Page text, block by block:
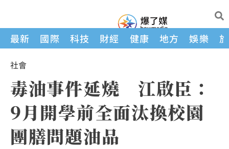
最新 國際 科技 財經 健康 地方 娛樂
社會
毒油事件延燒 江啟臣：
9月開學前全面汰換校園
團膳問題油品